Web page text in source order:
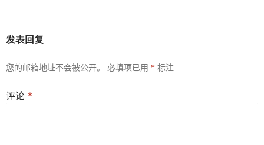
发表回复
您的邮箱地址不会被公开。 必填项已用 * 标注
评论 *